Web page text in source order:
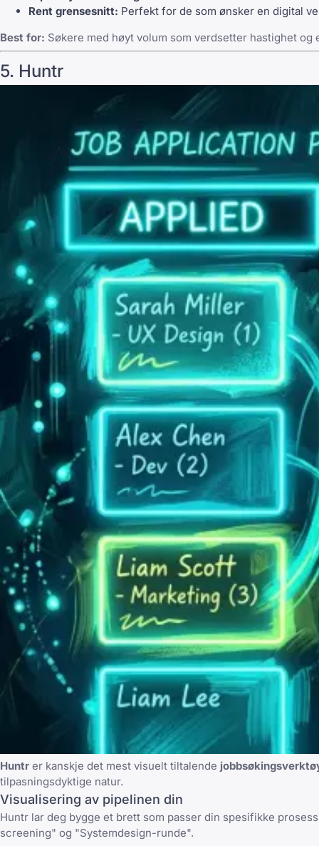
Rent grensesnitt: Perfekt for de som ønsker en digital
Best for: Søkere med høyt volum som verdsetter hastighet
5. Huntr
Huntr er kanskje det mest visuelt tiltalende
tilpasningsdyktige natur.
Visualisering av pipelinen din
Huntr lar deg bygge et brett som passer din spesifikke
screening" og "Systemdesign-runde".